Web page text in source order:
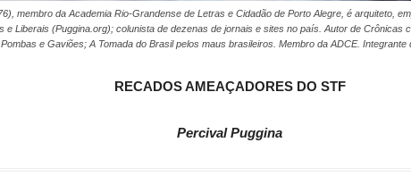
membro da Academia Rio-Grandense de Letras e Cidadão de Porto Alegre, é arquiteto,
e Liberais (Puggina.org); colunista de dezenas de jornais e sites no país. Autor de Crônicas
e Gaviões; A Tomada do Brasil pelos maus brasileiros. Membro da ADCE. Integrante
RECADOS AMEAÇADORES DO STF
Percival Puggina